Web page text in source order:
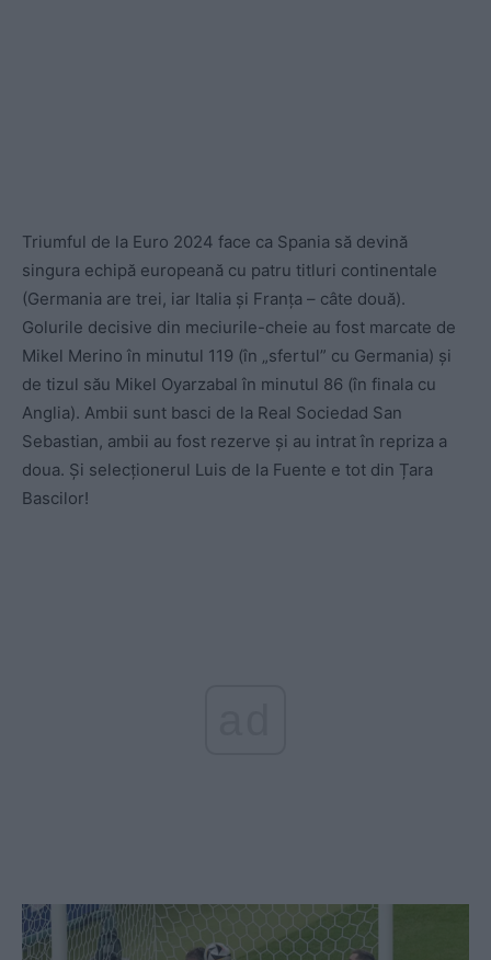
Triumful de la Euro 2024 face ca Spania să devină
singura echipă europeană cu patru titluri continentale
(Germania are trei, iar Italia și Franța – câte două).
Golurile decisive din meciurile-cheie au fost marcate de
Mikel Merino în minutul 119 (în „sfertul” cu Germania) și
de tizul său Mikel Oyarzabal în minutul 86 (în finala cu
Anglia). Ambii sunt basci de la Real Sociedad San
Sebastian, ambii au fost rezerve și au intrat în repriza a
doua. Și selecționerul Luis de la Fuente e tot din Țara
Bascilor!